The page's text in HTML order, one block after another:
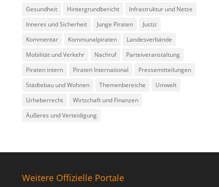
Gesundheit
Hintergrundbericht
Infrastruktur und Netze
Inneres und Sicherheit
Junge Piraten
Justiz
Kommentar
Kommunalpiraten
Landesverbände
Mobilität und Verkehr
Nachruf
Parteiveranstaltung
Piraten intern
Piraten International
Pressemitteilungen
Städtebau und Wohnen
Themenbereiche
Umwelt
Urheberrecht
Wirtschaft und Finanzen
Äußeres und Verteidigung
Weitere Offizielle Portale